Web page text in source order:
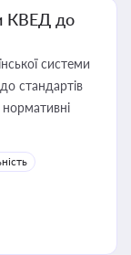
КВЕД до
системи
до стандартів